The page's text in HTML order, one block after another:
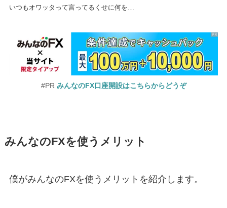
いつもオワッタって言ってるくせに何を…
#PR みんなのFX口座開設はこちらからどうぞ
みんなのFXを使うメリット
僕がみんなのFXを使うメリットを紹介します。